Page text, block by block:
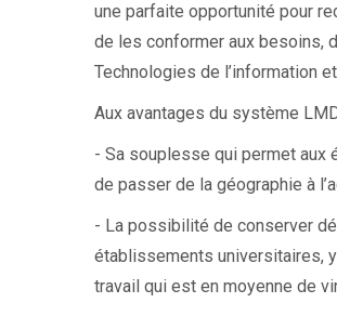
une parfaite opportunité pour
de les conformer aux besoins,
Technologies de l’information
Aux avantages du système
- Sa souplesse qui permet aux
de passer de la géographie à
- La possibilité de conserver
établissements universitaires,
travail qui est en moyenne de